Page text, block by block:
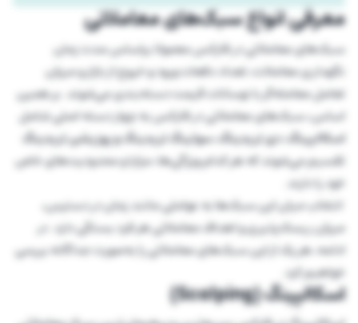
معرفی انواع سبک‌های معاملاتی
سبک‌های معاملاتی در فارکس معمولا براساس مدت زمان
نگهداری معاملات، تعداد دفعات ورود و خروج از بازار و میزان
تعامل معامله‌گر با نوسانات قیمت دسته‌بندی می‌شوند. بر همین
اساس، سبک‌های معاملاتی در فارکس به چهار دسته اصلی شامل
اسکالپینگ، دی تریدینگ، سوئینگ تریدینگ و پوزیشن تریدینگ
تقسیم می‌شوند که هر کدام ویژگی‌ها، مزایا و محدودیت‌های خاص
خود را دارند.
انتخاب میان این سبک‌ها به عواملی مانند زمان در دسترس،
میزان ریسک‌پذیری و اهداف معاملاتی هر فرد بستگی دارد. در
ادامه، هر یک از این سبک‌های معاملاتی را به‌صورت جداگانه بررسی
خواهیم کرد.
اسکالپینگ (Scalping)